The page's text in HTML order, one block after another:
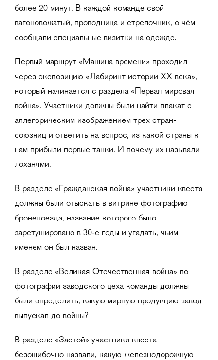
более 20 минут. В каждой команде свой
вагоновожатый, проводница и стрелочник, о чём
сообщали специальные визитки на одежде.
Первый маршрут «Машина времени» проходил
через экспозицию «Лабиринт истории XX века»,
который начинается с раздела «Первая мировая
война». Участники должны были найти плакат с
аллегорическим изображением трех стран-
союзниц и ответить на вопрос, из какой страны к
нам прибыли первые танки. И почему их называли
лоханями.
В разделе «Гражданская война» участники квеста
должны были отыскать в витрине фотографию
бронепоезда, название которого было
заретушировано в 30-е годы и угадать, чьим
именем он был назван.
В разделе «Великая Отечественная война» по
фотографии заводского цеха команды должны
были определить, какую мирную продукцию завод
выпускал до войны?
В разделе «Застой» участники квеста
безошибочно назвали, какую железнодорожную